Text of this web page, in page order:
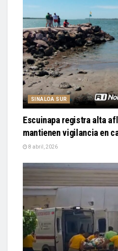
SINALOA SUR
Escuinapa registra alta
mantienen vigilancia en
8 abril, 2026